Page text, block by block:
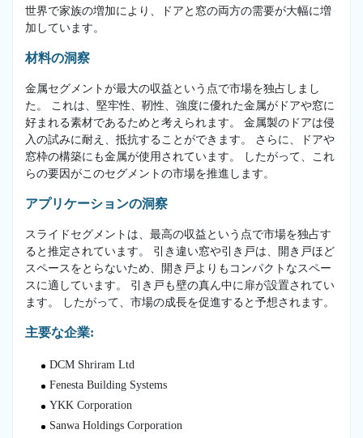
世界で家族の増加により、ドアと窓の両方の需要が大幅に増
加しています。
材料の洞察
金属セグメントが最大の収益という点で市場を独占しまし
た。 これは、堅牢性、靭性、強度に優れた金属がドアや窓に
好まれる素材であるためと考えられます。 金属製のドアは侵
入の試みに耐え、抵抗することができます。 さらに、ドアや
窓枠の構築にも金属が使用されています。 したがって、これ
らの要因がこのセグメントの市場を推進します。
アプリケーションの洞察
スライドセグメントは、最高の収益という点で市場を独占す
ると推定されています。 引き違い窓や引き戸は、開き戸ほど
スペースをとらないため、開き戸よりもコンパクトなスペー
スに適しています。 引き戸も壁の真ん中に扉が設置されてい
ます。 したがって、市場の成長を促進すると予想されます。
主要な企業:
DCM Shriram Ltd
Fenesta Building Systems
YKK Corporation
Sanwa Holdings Corporation